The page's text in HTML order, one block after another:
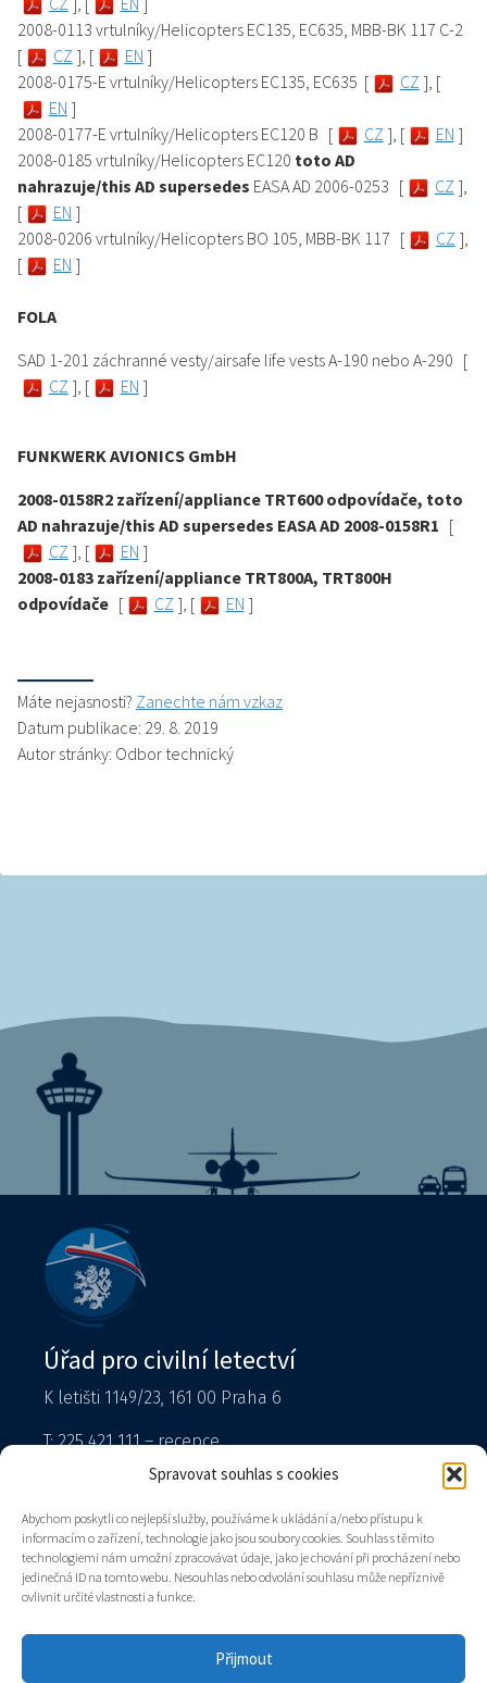
Spravovat souhlas s cookies
Abychom poskytli co nejlepší služby, používáme k ukládání a/nebo přístupu k
informacím o zařízení, technologie jako jsou soubory cookies. Souhlas s těmito
technologiemi nám umožní zpracovávat údaje, jako je chování při procházení nebo
jedinečná ID na tomto webu. Nesouhlas nebo odvolání souhlasu může nepříznivě
ovlivnit určité vlastnosti a funkce.
Přijmout
2008-0113 vrtulníky/Helicopters EC135, EC635, MBB-BK 117 C-2
[
CZ ], [ EN ]
2008-0175-E vrtulníky/Helicopters EC135, EC635 [
CZ ], [
EN ]
2008-0177-E vrtulníky/Helicopters EC120 B [
CZ ], [ EN ]
2008-0185 vrtulníky/Helicopters EC120 toto AD
nahrazuje/this AD supersedes EASA AD 2006-0253 [ CZ ],
[
EN ]
2008-0206 vrtulníky/Helicopters BO 105, MBB-BK 117 [ CZ ],
[
EN ]
FOLA
SAD 1-201 záchranné vesty/airsafe life vests A-190 nebo A-290 [
CZ ], [ EN ]
FUNKWERK AVIONICS GmbH
2008-0158R2 zařízení/appliance TRT600 odpovídače, toto
AD nahrazuje/this AD supersedes EASA AD 2008-0158R1 [
CZ ], [ EN ]
2008-0183 zařízení/appliance TRT800A, TRT800H
odpovídače [ CZ ], [ EN ]
Máte nejasnosti? Zanechte nám vzkaz
Datum publikace: 29. 8. 2019
Autor stránky: Odbor technický
Úřad pro civilní letectví
K letišti 1149/23, 161 00 Praha 6
T: 225 421 111 – recepce
podatelna@caa.gov.cz
Datová schránka: v8gaaz5
Úřad